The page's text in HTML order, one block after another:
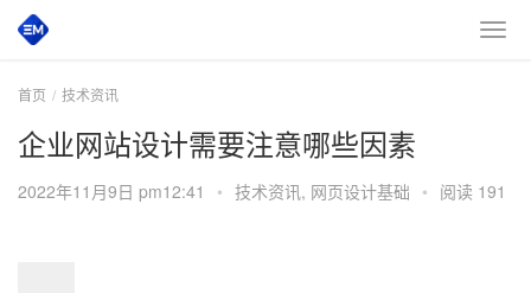
首页 技术资讯
企业网站设计需要注意哪些因素
2022年11月9日 pm12:41 • 技术资讯, 网页设计基础 • 阅读 191